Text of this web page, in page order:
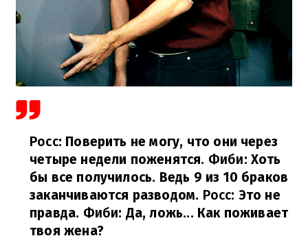
Росс: Поверить не могу, что они через
четыре недели поженятся. Фиби: Хоть
бы все получилось. Ведь 9 из 10 браков
заканчиваются разводом. Росс: Это не
правда. Фиби: Да, ложь... Как поживает
твоя жена?